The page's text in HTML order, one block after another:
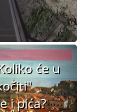
će u
i pića?